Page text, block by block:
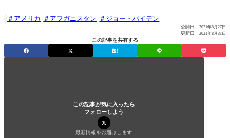
アメリカ アフガニスタン ジョー・バイデン
公開日： 2021年8月27日
更新日： 2021年8月31日
この記事を共有する
この記事が気に入ったら
フォローしよう
最新情報をお届けします